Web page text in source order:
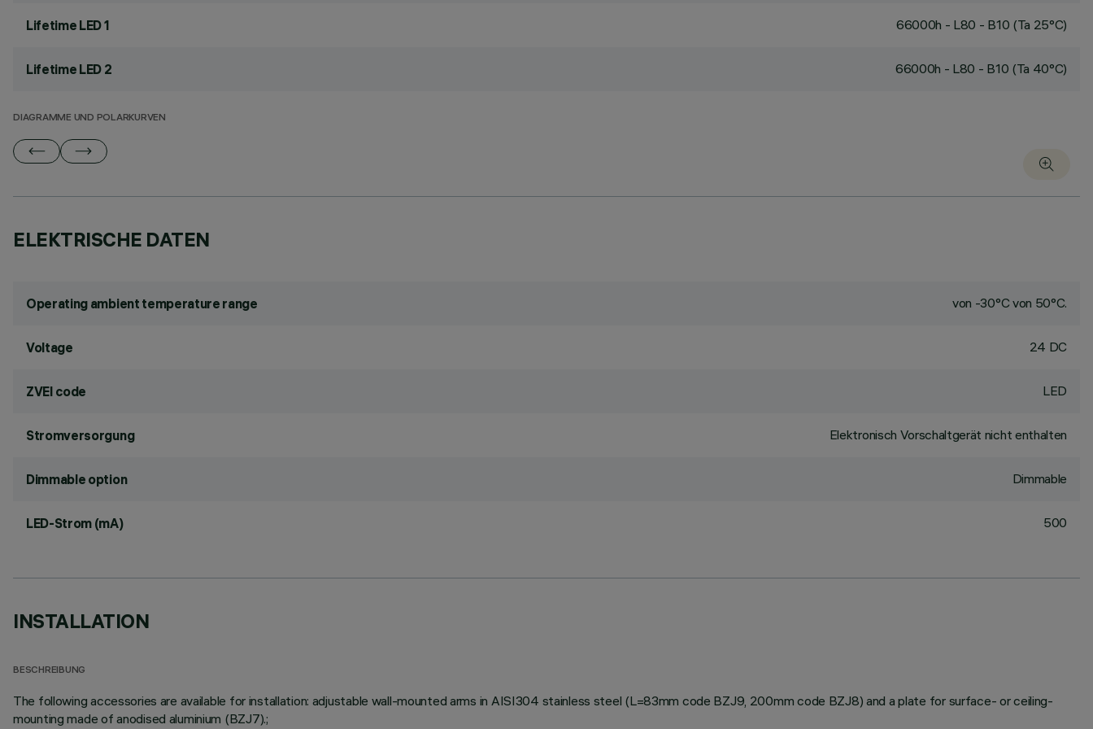
Lifetime LED 1 66000h - L80 - B10 (Ta 25°C)
Lifetime LED 2 66000h - L80 - B10 (Ta 40°C)
DIAGRAMME UND POLARKURVEN
ELEKTRISCHE DATEN
Operating ambient temperature range von -30°C von 50°C.
Voltage 24 DC
ZVEI code LED
Stromversorgung Elektronisch Vorschaltgerät nicht enthalten
Dimmable option Dimmable
LED-Strom (mA) 500
INSTALLATION
BESCHREIBUNG
The following accessories are available for installation: adjustable wall-mounted arms in AISI304 stainless steel (L=83mm code BZJ9, 200mm code BZJ8) and a plate for surface- or ceiling-
mounting made of anodised aluminium (BZJ7).;